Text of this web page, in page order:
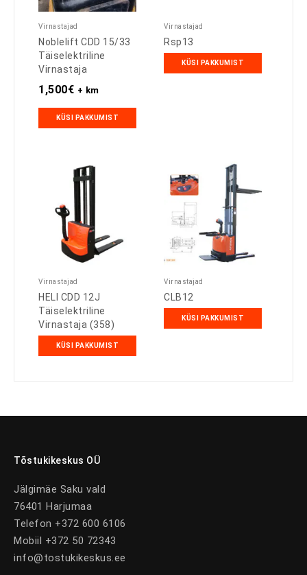
Virnastajad
Noblelift CDD 15/33
Täiselektriline
Virnastaja
1,500€ + km
KÜSI PAKKUMIST
Virnastajad
Rsp13
KÜSI PAKKUMIST
Virnastajad
HELI CDD 12J
Täiselektriline
Virnastaja (358)
KÜSI PAKKUMIST
Virnastajad
CLB12
KÜSI PAKKUMIST
Tõstukikeskus OÜ
Jälgimäe Saku vald
76401 Harjumaa
Telefon +372 600 6106
Mobiil +372 50 72343
info@tostukikeskus.ee